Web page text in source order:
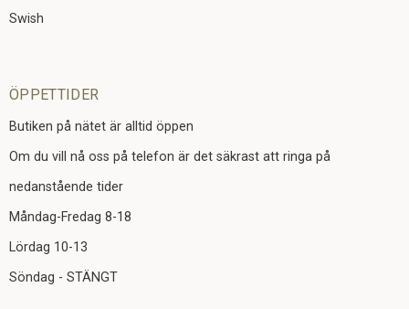
Swish
ÖPPETTIDER
Butiken på nätet är alltid öppen
Om du vill nå oss på telefon är det säkrast att ringa på
nedanstående tider
Måndag-Fredag 8-18
Lördag 10-13
Söndag - STÄNGT